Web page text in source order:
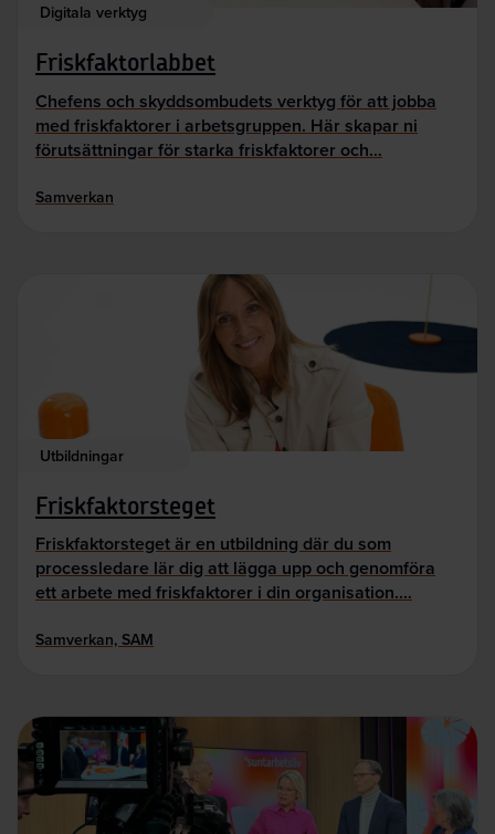
Digitala verktyg
Friskfaktorlabbet
Chefens och skyddsombudets verktyg för att jobba
med friskfaktorer i arbetsgruppen. Här skapar ni
förutsättningar för starka friskfaktorer och…
Samverkan
Utbildningar
Friskfaktorsteget
Friskfaktorsteget är en utbildning där du som
processledare lär dig att lägga upp och genomföra
ett arbete med friskfaktorer i din organisation.…
Samverkan, SAM